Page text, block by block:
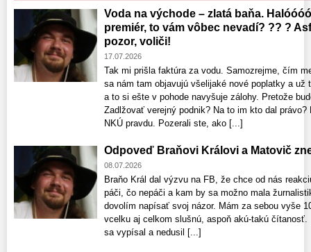
Voda na východe – zlatá baňa.
premiér, to vám vôbec nevadí? ?? ?
pozor, voliči!
17.07.2026
Tak mi prišla faktúra za vodu. Samozrejme, čím
sa nám tam objavujú všelijaké nové poplatky a
a to si ešte v pohode navyšuje zálohy. Pretože
Zadlžovať verejný podnik? Na to im kto dal
NKÚ pravdu. Pozerali ste, ako [...]
Odpoveď Braňovi Královi a Matovič
08.07.2026
Braňo Král dal výzvu na FB, že chce od nás
páči, čo nepáči a kam by sa možno mala
dovolím napísať svoj názor. Mám za sebou vyše
vcelku aj celkom slušnú, aspoň akú-takú
sa vypísal a nedusil [...]